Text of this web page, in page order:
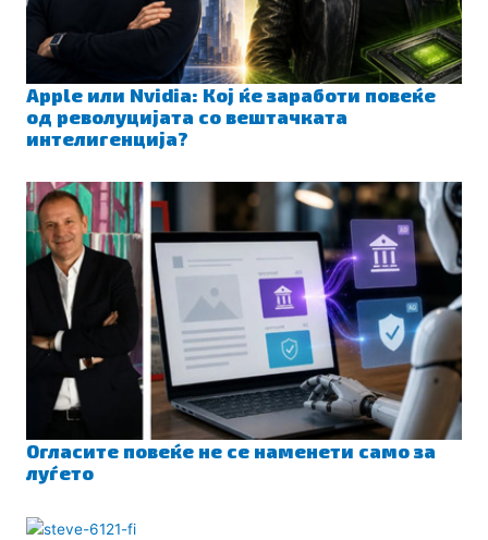
Apple или Nvidia: Кој ќе заработи повеќе
од револуцијата со вештачката
интелигенција?
Огласите повеќе не се наменети само за
луѓето